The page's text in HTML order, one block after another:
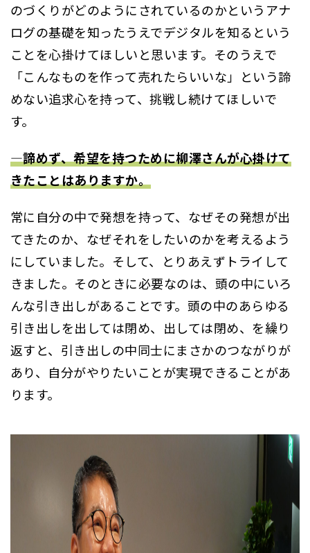
のづくりがどのようにされているのかというアナ
ログの基礎を知ったうえでデジタルを知るという
ことを心掛けてほしいと思います。そのうえで
「こんなものを作って売れたらいいな」という諦
めない追求心を持って、挑戦し続けてほしいで
す。
―諦めず、希望を持つために柳澤さんが心掛けて
きたことはありますか。
常に自分の中で発想を持って、なぜその発想が出
てきたのか、なぜそれをしたいのかを考えるよう
にしていました。そして、とりあえずトライして
きました。そのときに必要なのは、頭の中にいろ
んな引き出しがあることです。頭の中のあらゆる
引き出しを出しては閉め、出しては閉め、を繰り
返すと、引き出しの中同士にまさかのつながりが
あり、自分がやりたいことが実現できることがあ
ります。